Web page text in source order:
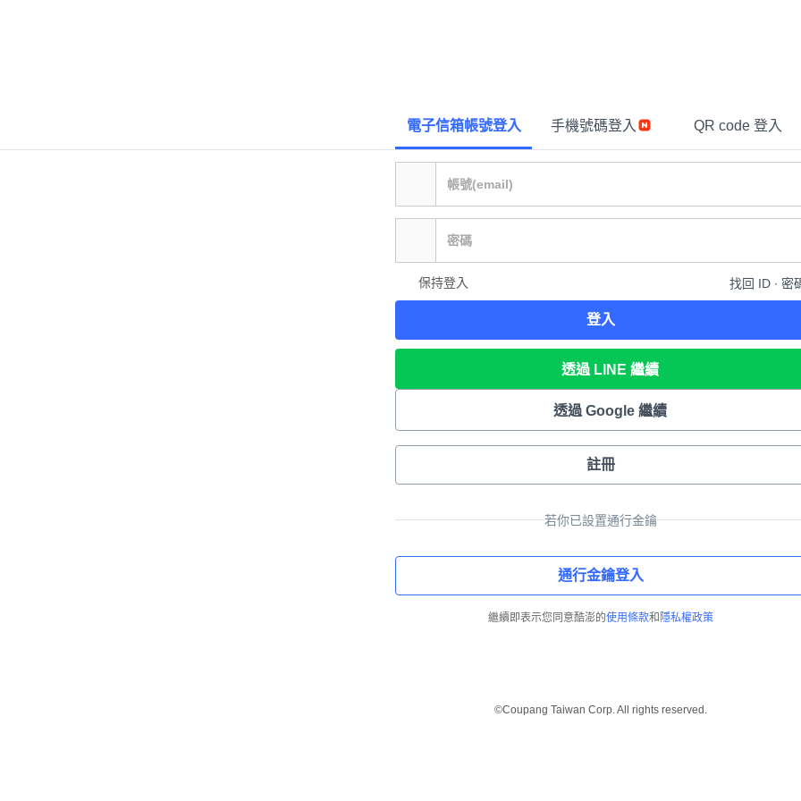
電子信箱帳號登入 手機號碼登入 QR code 登入
保持登入 找回 ID ∙ 密
登入
透過 LINE 繼續
透過 Google 繼續
註冊
若你已設置通行金鑰
通行金鑰登入
繼續即表示您同意酷澎的使用條款和 隱私權政策
©Coupang Taiwan Corp. All rights reserved.